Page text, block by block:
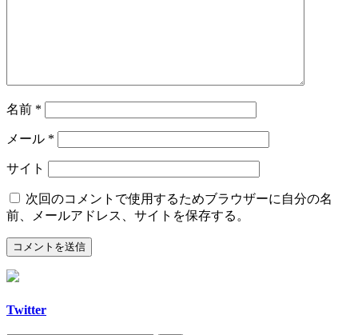
名前 *
メール *
サイト
次回のコメントで使用するためブラウザーに自分の名
前、メールアドレス、サイトを保存する。
Twitter